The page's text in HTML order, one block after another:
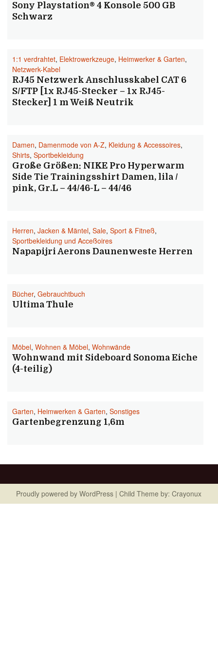
Sony Playstation® 4 Konsole 500 GB
Schwarz
1:1 verdrahtet, Elektrowerkzeuge, Heimwerker & Garten,
Netzwerk-Kabel
RJ45 Netzwerk Anschlusskabel CAT 6
S/FTP [1x RJ45-Stecker – 1x RJ45-
Stecker] 1 m Weiß Neutrik
Damen, Damenmode von A-Z, Kleidung & Accessoires,
Shirts, Sportbekleidung
Große Größen: NIKE Pro Hyperwarm
Side Tie Trainingsshirt Damen, lila /
pink, Gr.L – 44/46-L – 44/46
Herren, Jacken & Mäntel, Sale, Sport & Fitneß,
Sportbekleidung und Acceßoires
Napapijri Aerons Daunenweste Herren
Bücher, Gebrauchtbuch
Ultima Thule
Möbel, Wohnen & Möbel, Wohnwände
Wohnwand mit Sideboard Sonoma Eiche
(4-teilig)
Garten, Heimwerken & Garten, Sonstiges
Gartenbegrenzung 1,6m
Proudly powered by WordPress | Child Theme by: Crayonux